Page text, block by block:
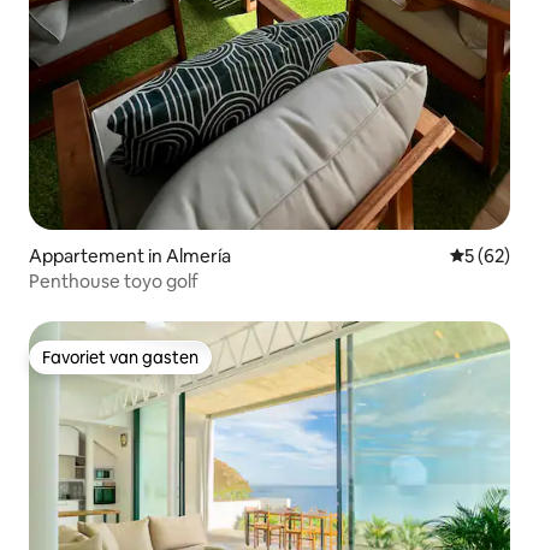
Appartement in Almería
5 (62)
Penthouse toyo golf
Favoriet van gasten
Favoriet van gasten